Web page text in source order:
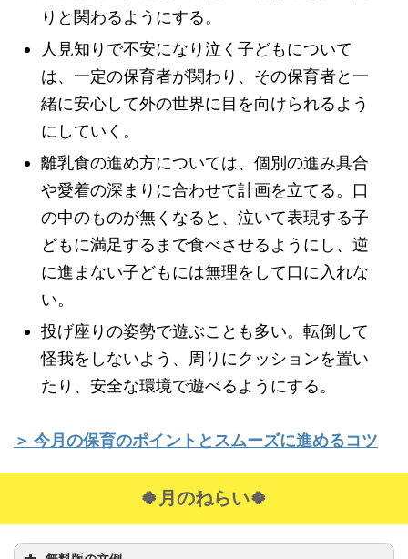
りと関わるようにする。
人見知りで不安になり泣く子どもについて
は、一定の保育者が関わり、その保育者と一
緒に安心して外の世界に目を向けられるよう
にしていく。
離乳食の進め方については、個別の進み具合
や愛着の深まりに合わせて計画を立てる。口
の中のものが無くなると、泣いて表現する子
どもに満足するまで食べさせるようにし、逆
に進まない子どもには無理をして口に入れな
い。
投げ座りの姿勢で遊ぶことも多い。転倒して
怪我をしないよう、周りにクッションを置い
たり、安全な環境で遊べるようにする。
＞ 今月の保育のポイントとスムーズに進めるコツ
🍀月のねらい🍀